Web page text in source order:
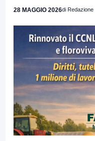
28 MAGGIO 2026di Redazione